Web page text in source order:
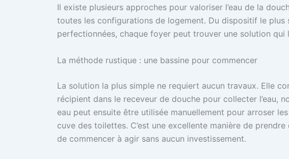
Il existe plusieurs approches pour valoriser l’eau de la
toutes les configurations de logement. Du dispositif le plus
perfectionnées, chaque foyer peut trouver une solution qui
La méthode rustique : une bassine pour commencer
La solution la plus simple ne requiert aucun travaux. Elle
récipient dans le receveur de douche pour collecter l’eau,
eau peut ensuite être utilisée manuellement pour arroser
cuve des toilettes. C’est une excellente manière de
de commencer à agir sans aucun investissement.